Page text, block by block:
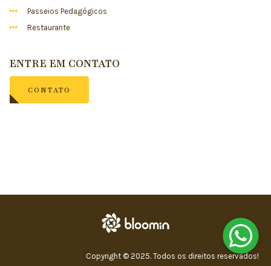
Passeios Pedagógicos
Restaurante
ENTRE EM CONTATO
CONTATO
Copyright © 2025. Todos os direitos reservados!